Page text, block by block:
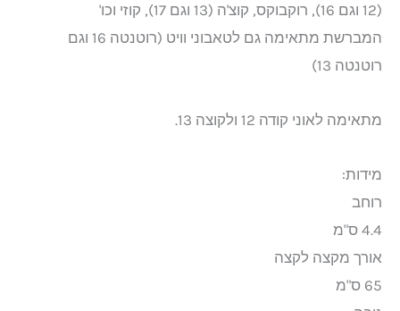
(12 וגם 16), רוקבוקס, קוצ'ה (13 וגם 17), קוזי וכו'
המברשת מתאימה גם לטאבוני וויט (רוטנטה 16 וגם
רוטנטה 13)
מתאימה לאוני קודה 12 ולקוצה 13.
מידות:
רוחב
4.4 ס"מ
אורך מקצה לקצה
65 ס"מ